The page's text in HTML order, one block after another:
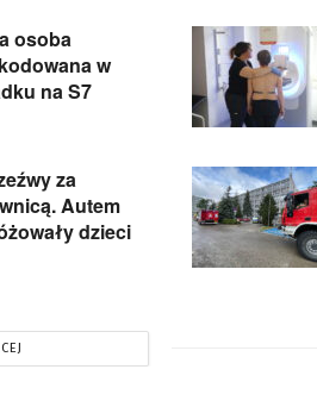
osoba
w
na S7
za
Autem
dzieci